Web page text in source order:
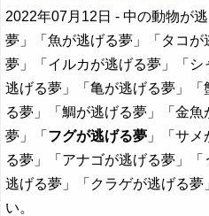
2022年07月12日 - 中の動物が
夢」「魚が逃げる夢」「タコ
夢」「イルカが逃げる夢」「
逃げる夢」「亀が逃げる夢」
る夢」「鯛が逃げる夢」「金
夢」「 フグが逃げる夢 」「サ
る夢」「アナゴが逃げる夢」
逃げる夢」「クラゲが逃げる夢
い。